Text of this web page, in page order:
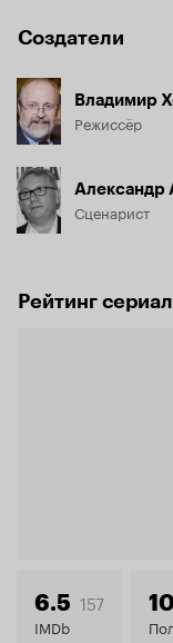
Создатели
Владимир
Режиссёр
Александр
Сценарист
Рейтинг
6.5 157
IMDb